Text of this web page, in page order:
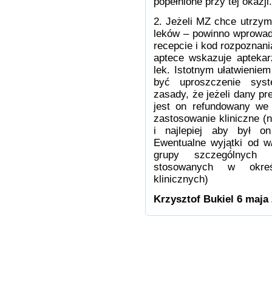
2. Jeżeli MZ chce
leków – powinno
recepcie i kod
aptece wskazuje
lek. Istotnym
być uproszczenie
zasady, że jeżeli dany
jest on refundowany
zastosowanie kliniczne
i najlepiej aby był
Ewentualne wyjątki od
grupy
stosowanych w
klinicznych)
Krzysztof Bukiel 6 maja